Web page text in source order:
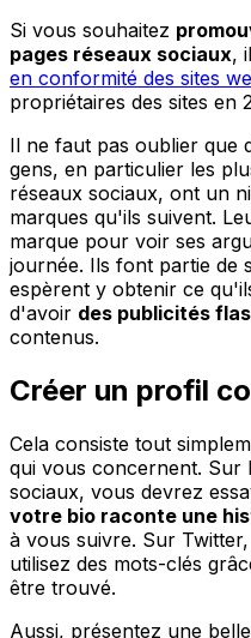
Si vous souhaitez
pages réseaux sociaux,
en conformité des sites
propriétaires des sites en
Il ne faut pas oublier que
gens, en particulier les
réseaux sociaux, ont un
marques qu'ils suivent.
marque pour voir ses
journée. Ils font partie de
espèrent y obtenir ce
d'avoir des publicités
contenus.
Créer un profil
Cela consiste tout
qui vous concernent. Sur
sociaux, vous devrez
votre bio raconte une
à vous suivre. Sur
utilisez des mots-clés
être trouvé.
Aussi, présentez une